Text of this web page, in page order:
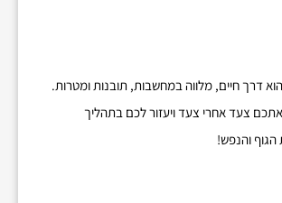
דרך חיים, מלווה במחשבות, תובנות ומטרות.
אתכם צעד אחרי צעד ויעזור לכם בתהליך
והנפש!